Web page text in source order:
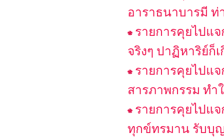
อาราธนาบารมี ท่
รายการคุยไปแ
จริงๆ ปาฏิหาริย์ก็เ
รายการคุยไปแ
สารภาพกรรม ท
รายการคุยไปแ
ทุกข์ทรมาน รับบุ